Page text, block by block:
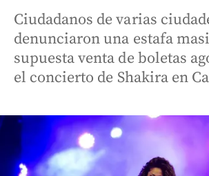
Ciudadanos de varias
denunciaron una estafa
supuesta venta de boletas
el concierto de Shakira en